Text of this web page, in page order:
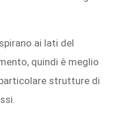
ai lati del
quindi è meglio
strutture di